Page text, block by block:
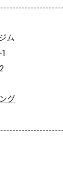
ム
グ